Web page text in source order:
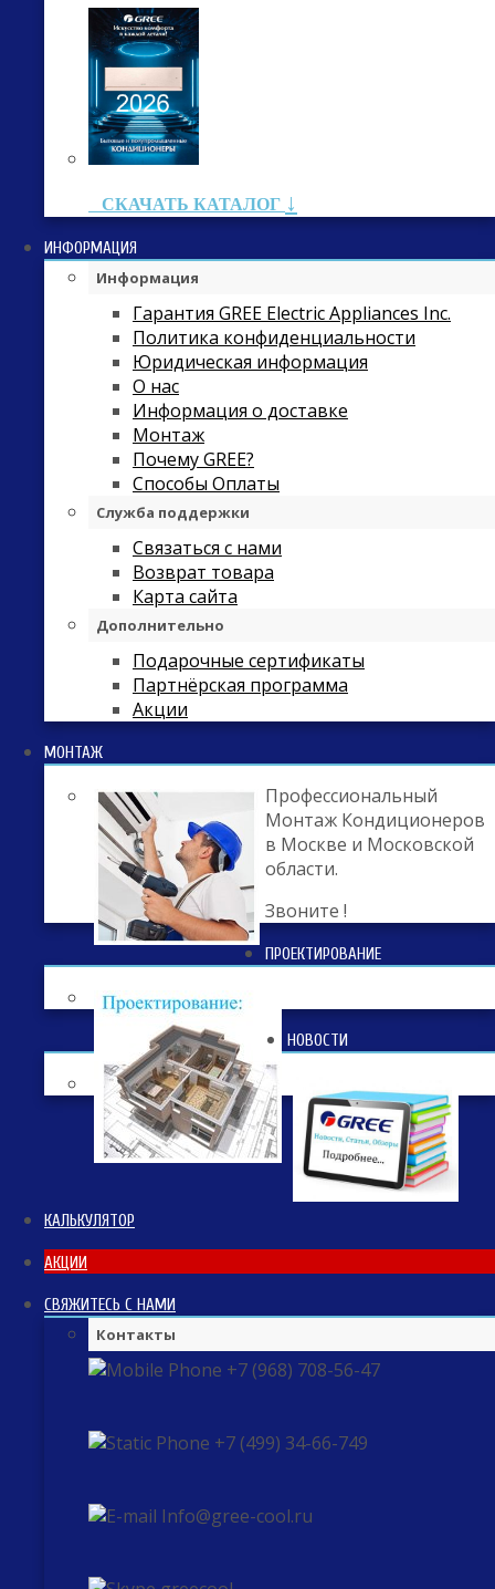
СКАЧАТЬ КАТАЛОГ ↓
ИНФОРМАЦИЯ
Информация
Гарантия GREE Electric Appliances Inc.
Политика конфиденциальности
Юридическая информация
О нас
Информация о доставке
Монтаж
Почему GREE?
Способы Оплаты
Служба поддержки
Связаться с нами
Возврат товара
Карта сайта
Дополнительно
Подарочные сертификаты
Партнёрская программа
Акции
МОНТАЖ
Профессиональный
Монтаж Кондиционеров
в Москве и Московской
области.
Звоните !
ПРОЕКТИРОВАНИЕ
НОВОСТИ
КАЛЬКУЛЯТОР
АКЦИИ
СВЯЖИТЕСЬ С НАМИ
Контакты
+7 (968) 708-56-47
+7 (499) 34-66-749
Info@gree-cool.ru